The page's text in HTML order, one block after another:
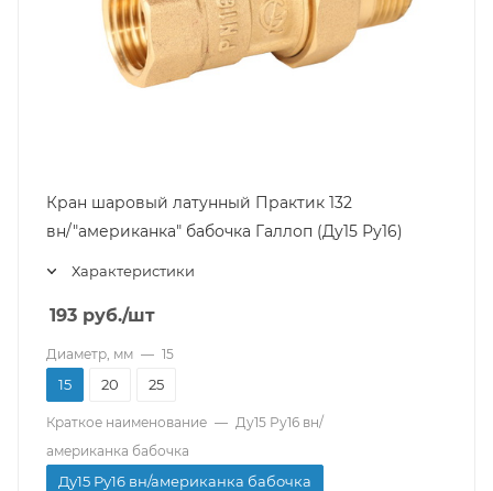
Кран шаровый латунный Практик 132
вн/"американка" бабочка Галлоп (Ду15 Ру16)
Характеристики
193 руб./шт
Диаметр, мм — 15
15 20 25
Краткое наименование — Ду15 Ру16 вн/
американка бабочка
Ду15 Ру16 вн/американка бабочка